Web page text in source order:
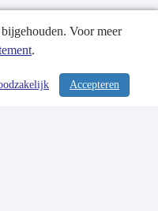
/ 374
Voor meer
.
Accepteren